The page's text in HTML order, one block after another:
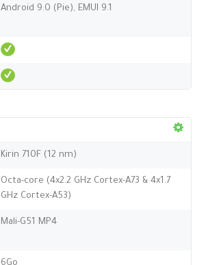
Android 9.0 (Pie), EMUI 9.1
Kirin 710F (12 nm)
Octa-core (4x2.2 GHz Cortex-A73 & 4x1.7
GHz Cortex-A53)
Mali-G51 MP4